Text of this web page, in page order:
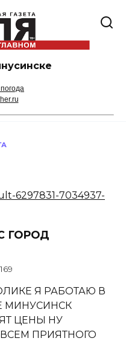
ГОРОД
169
Я РАБОТАЮ В
МИНУСИНСК
ЦЕНЫ НУ
ПРИЯТНОГО